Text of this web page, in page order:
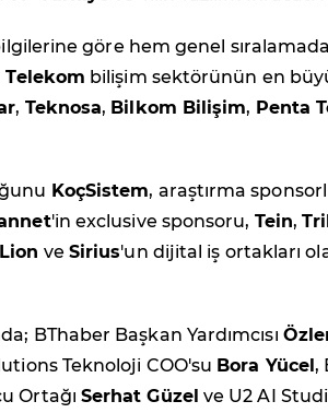
göre hem genel
Telekom bilişim sektörünün en
, Teknosa, Bilkom Bilişim, Penta
KoçSistem, araştırma
'in exclusive sponsoru, Tein,
ve Sirius'un dijital iş ortakları
BThaber Başkan Yardımcısı
Teknoloji COO'su Bora Yücel,
Ortağı Serhat Güzel ve U2 AI